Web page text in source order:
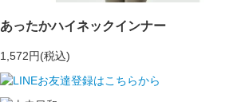
あったかハイネックインナー
1,572円(税込)